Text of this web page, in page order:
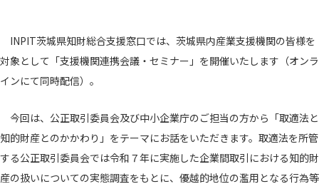
INPIT茨城県知財総合支援窓口では、茨城県内産業支援機関の皆様を
対象として「支援機関連携会議・セミナー」を開催いたします（オンラ
インにて同時配信）。
今回は、公正取引委員会及び中小企業庁のご担当の方から「取適法と
知的財産とのかかわり」をテーマにお話をいただきます。取適法を所管
する公正取引委員会では令和７年に実施した企業間取引における知的財
産の扱いについての実態調査をもとに、優越的地位の濫用となる行為等